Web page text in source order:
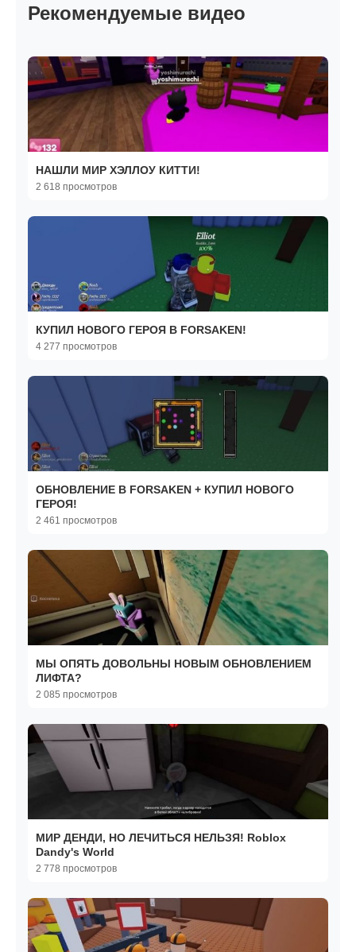
Рекомендуемые видео
НАШЛИ МИР ХЭЛЛОУ КИТТИ!
2 618 просмотров
КУПИЛ НОВОГО ГЕРОЯ В FORSAKEN!
4 277 просмотров
ОБНОВЛЕНИЕ В FORSAKEN + КУПИЛ НОВОГО
ГЕРОЯ!
2 461 просмотров
МЫ ОПЯТЬ ДОВОЛЬНЫ НОВЫМ ОБНОВЛЕНИЕМ
ЛИФТА?
2 085 просмотров
МИР ДЕНДИ, НО ЛЕЧИТЬСЯ НЕЛЬЗЯ! Roblox
Dandy's World
2 778 просмотров